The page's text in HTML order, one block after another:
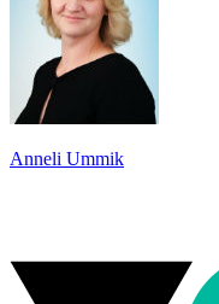
Anneli Ummik